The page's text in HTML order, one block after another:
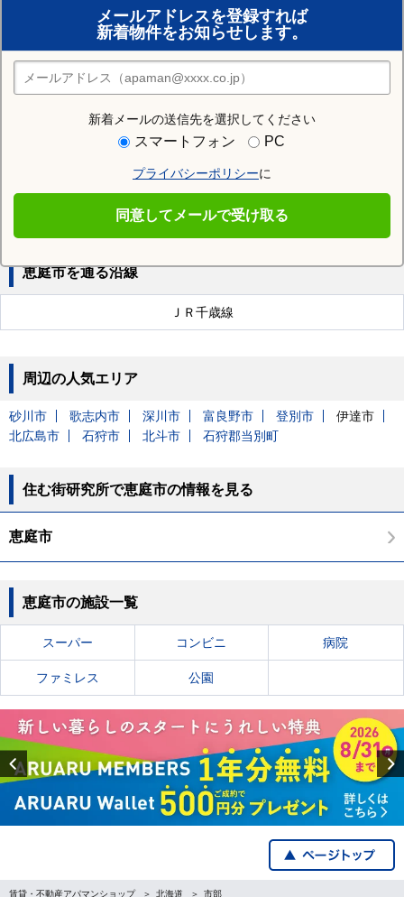
メールアドレスを登録すれば
新着物件をお知らせします。
新着メールの送信先を選択してください
スマートフォン PC
プライバシーポリシーに
同意してメールで受け取る
おまかせ物件リクエスト
住みたい街の店舗を探す
店舗検索
恵庭駅
サッポロビール庭園駅
恵庭市を通る沿線
ＪＲ千歳線
周辺の人気エリア
砂川市 歌志内市 深川市 富良野市 登別市
伊達市
北広島市
石狩市 北斗市 石狩郡当別町
住む街研究所で恵庭市の情報を見る
恵庭市
恵庭市の施設一覧
スーパー コンビニ 病院
ファミレス 公園
Previous
賃貸・不動産アパマンショップ 北海道 市部